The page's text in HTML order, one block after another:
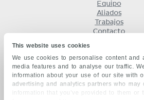
This website uses cookies
We use cookies to personalise content and
media features and to analyse our traffic.
information about your use of our site with
advertising and analytics partners who may
information that you’ve provided to them or
Equipo
Aliados
Trabajos
Contacto
Privacidad
KENHUB EN...
English